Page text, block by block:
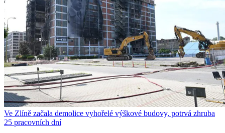
Ve Zlíně začala demolice vyhořelé výškové budovy, potrvá zhruba
25 pracovních dní